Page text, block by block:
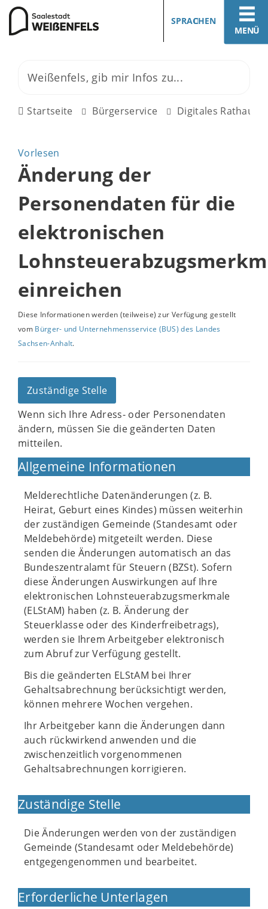
MENÜ
SPRACHEN
Startseite Bürgerservice Digitales Rathaus
Vorlesen
Änderung der
Personendaten für die
elektronischen
einreichen
Diese Informationen werden (teilweise) zur Verfügung gestellt
vom Bürger- und Unternehmensservice (BUS) des Landes
Sachsen-Anhalt.
Zuständige Stelle
Wenn sich Ihre Adress- oder Personendaten
ändern, müssen Sie die geänderten Daten
mitteilen.
Allgemeine Informationen
Melderechtliche Datenänderungen (z. B.
Heirat, Geburt eines Kindes) müssen weiterhin
der zuständigen Gemeinde (Standesamt oder
Meldebehörde) mitgeteilt werden. Diese
senden die Änderungen automatisch an das
Bundeszentralamt für Steuern (BZSt). Sofern
diese Änderungen Auswirkungen auf Ihre
elektronischen Lohnsteuerabzugsmerkmale
(ELStAM) haben (z. B. Änderung der
Steuerklasse oder des Kinderfreibetrags),
werden sie Ihrem Arbeitgeber elektronisch
zum Abruf zur Verfügung gestellt.
Bis die geänderten ELStAM bei Ihrer
Gehaltsabrechnung berücksichtigt werden,
können mehrere Wochen vergehen.
Ihr Arbeitgeber kann die Änderungen dann
auch rückwirkend anwenden und die
zwischenzeitlich vorgenommenen
Gehaltsabrechnungen korrigieren.
Zuständige Stelle
Die Änderungen werden von der zuständigen
Gemeinde (Standesamt oder Meldebehörde)
entgegengenommen und bearbeitet.
Erforderliche Unterlagen